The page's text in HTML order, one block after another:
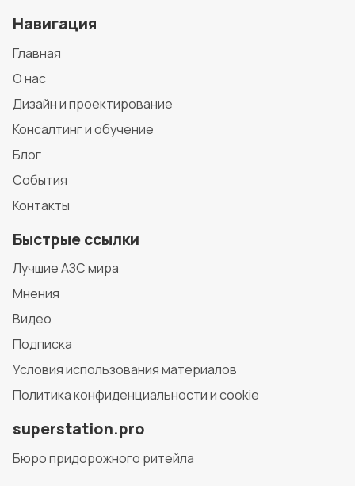
Навигация
Главная
О нас
Дизайн и проектирование
Консалтинг и обучение
Блог
События
Контакты
Быстрые ссылки
Лучшие АЗС мира
Мнения
Видео
Подписка
Условия использования материалов
Политика конфиденциальности и cookie
superstation.pro
Бюро придорожного ритейла